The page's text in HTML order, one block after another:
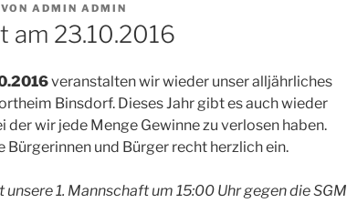
VON ADMIN ADMIN
am 23.10.2016
veranstalten wir wieder unser alljährliches
Binsdorf. Dieses Jahr gibt es auch wieder
der wir jede Menge Gewinne zu verlosen haben.
Bürgerinnen und Bürger recht herzlich ein.
1. Mannschaft um 15:00 Uhr gegen die SGM